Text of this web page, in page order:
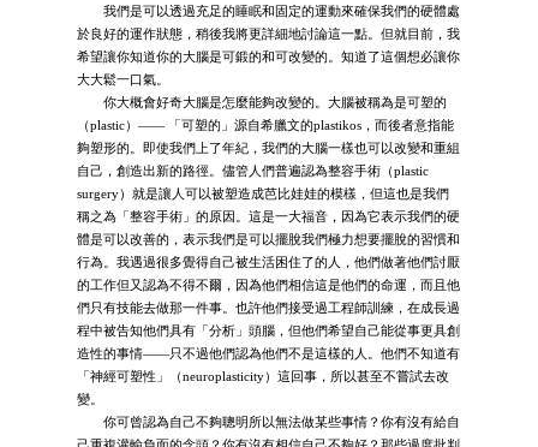
我們是可以透過充足的睡眠和固定的運動來確保我們的硬體處
於良好的運作狀態，稍後我將更詳細地討論這一點。但就目前，我
希望讓你知道你的大腦是可鍛的和可改變的。知道了這個想必讓你
大大鬆一口氣。
你大概會好奇大腦是怎麼能夠改變的。大腦被稱為是可塑的
（plastic）—— 「可塑的」源自希臘文的plastikos，而後者意指能
夠塑形的。即使我們上了年紀，我們的大腦一樣也可以改變和重組
自己，創造出新的路徑。儘管人們普遍認為整容手術（plastic
surgery）就是讓人可以被塑造成芭比娃娃的模樣，但這也是我們
稱之為「整容手術」的原因。這是一大福音，因為它表示我們的硬
體是可以改善的，表示我們是可以擺脫我們極力想要擺脫的習慣和
行為。我遇過很多覺得自己被生活困住了的人，他們做著他們討厭
的工作但又認為不得不爾，因為他們相信這是他們的命運，而且他
們只有技能去做那一件事。也許他們接受過工程師訓練，在成長過
程中被告知他們具有「分析」頭腦，但他們希望自己能從事更具創
造性的事情——只不過他們認為他們不是這樣的人。他們不知道有
「神經可塑性」（neuroplasticity）這回事，所以甚至不嘗試去改
變。
你可曾認為自己不夠聰明所以無法做某些事情？你有沒有給自